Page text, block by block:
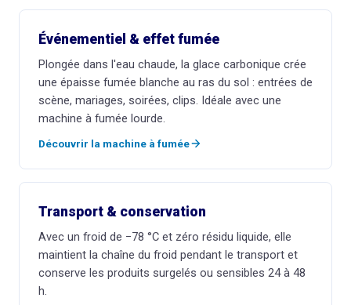
Événementiel & effet fumée
Plongée dans l'eau chaude, la glace carbonique crée
une épaisse fumée blanche au ras du sol : entrées de
scène, mariages, soirées, clips. Idéale avec une
machine à fumée lourde.
Découvrir la machine à fumée
Transport & conservation
Avec un froid de −78 °C et zéro résidu liquide, elle
maintient la chaîne du froid pendant le transport et
conserve les produits surgelés ou sensibles 24 à 48
h.